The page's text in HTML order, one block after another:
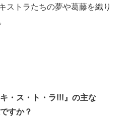
ストラたちの夢や葛藤を織り
キ・ス・ト・ラ!!!』の主な
すか？